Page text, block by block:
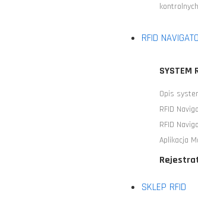
kontrolnych
RFID
SYSTEM
Opis
RFID
RFID
Aplikacja
SKLEP RFID